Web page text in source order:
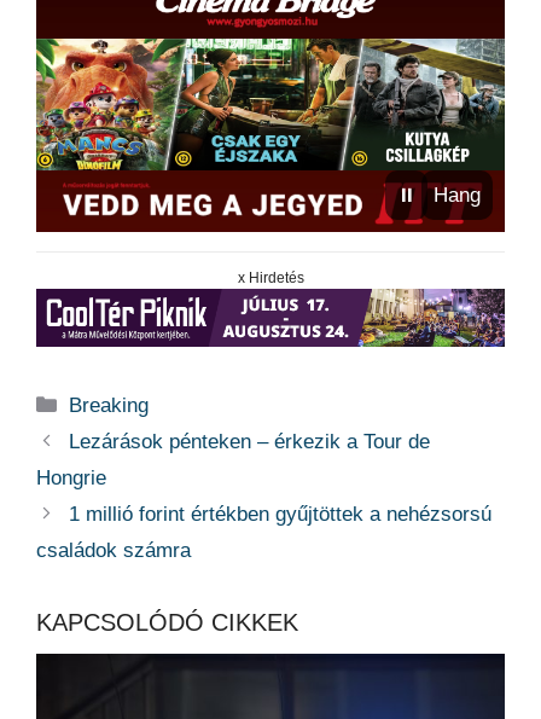
⏸ Hang
x Hirdetés
Kategória
Breaking
Lezárások pénteken – érkezik a Tour de
Hongrie
1 millió forint értékben gyűjtöttek a nehézsorsú
családok számra
KAPCSOLÓDÓ CIKKEK